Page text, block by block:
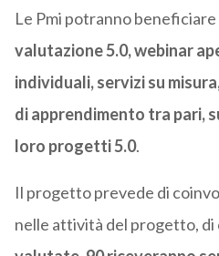
Le Pmi potranno beneficiare
valutazione 5.0, webinar
individuali, servizi su
di apprendimento tra pari,
loro progetti 5.0.
Il progetto prevede di
nelle attività del progetto, di